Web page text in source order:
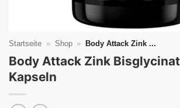
Startseite » Shop » Body Attack Zink ...
Body Attack Zink
Kapseln